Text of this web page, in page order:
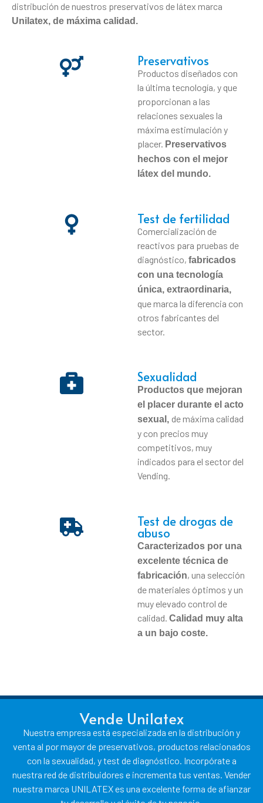
distribución de nuestros preservativos de látex marca
Unilatex, de máxima calidad.
Preservativos
Productos diseñados con
la última tecnología, y que
proporcionan a las
relaciones sexuales la
máxima estimulación y
placer. Preservativos
hechos con el mejor
látex del mundo.
Test de fertilidad
Comercialización de
reactivos para pruebas de
diagnóstico, fabricados
con una tecnología
única, extraordinaria,
que marca la diferencia con
otros fabricantes del
sector.
Sexualidad
Productos que mejoran
el placer durante el acto
sexual, de máxima calidad
y con precios muy
competitivos, muy
indicados para el sector del
Vending.
Test de drogas de
abuso
Caracterizados por una
excelente técnica de
fabricación, una selección
de materiales óptimos y un
muy elevado control de
calidad. Calidad muy alta
a un bajo coste.
Vende Unilatex
Nuestra empresa está especializada en la distribución y
venta al por mayor de preservativos, productos relacionados
con la sexualidad, y test de diagnóstico. Incorpórate a
nuestra red de distribuidores e incrementa tus ventas. Vender
nuestra marca UNILATEX es una excelente forma de afianzar